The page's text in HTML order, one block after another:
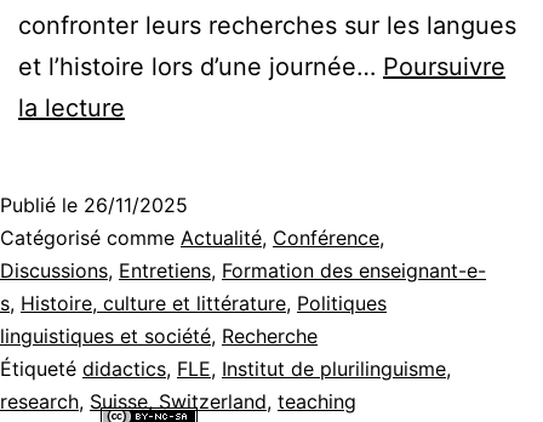
confronter leurs recherches sur les langues
et l’histoire lors d’une journée… Poursuivre
la lecture
dans
l’histoire
des
didactiques
des
Publié le 26/11/2025
Catégorisé comme Actualité, Conférence,
Discussions, Entretiens, Formation des enseignant-e-
s, Histoire, culture et littérature, Politiques
linguistiques et société, Recherche
Étiqueté didactics, FLE, Institut de plurilinguisme,
research, Suisse, Switzerland, teaching